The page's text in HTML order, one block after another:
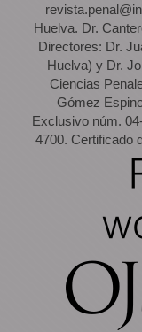
Huelva. Dr.
Directores: Dr.
Huelva) y Dr.
Ciencias
Gómez
Exclusivo núm.
4700. Certificado